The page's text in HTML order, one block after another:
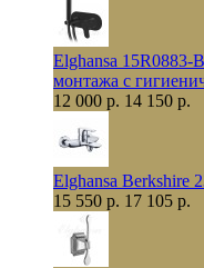
Elghansa 15R0883-
монтажа с
12 000 р. 14 150 р.
Elghansa Berkshire
15 550 р. 17 105 р.